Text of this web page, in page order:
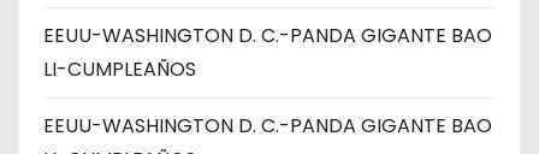
EEUU-WASHINGTON D. C.-PANDA GIGANTE BAO
LI-CUMPLEAÑOS
EEUU-WASHINGTON D. C.-PANDA GIGANTE BAO